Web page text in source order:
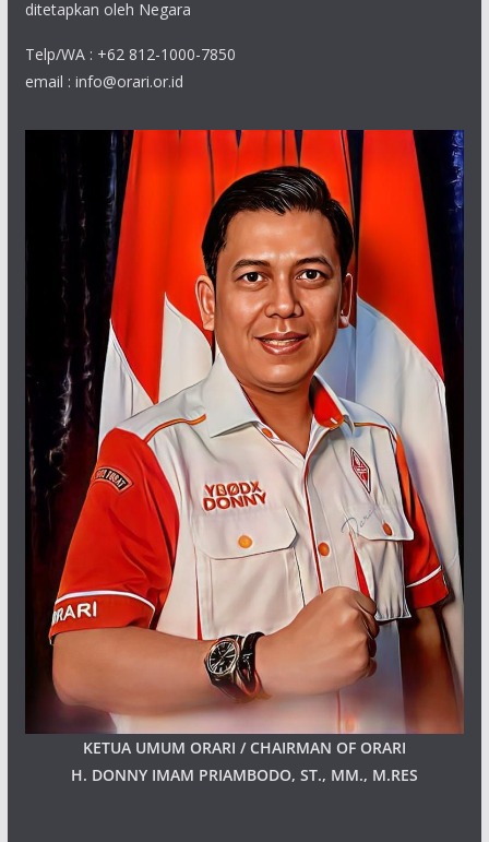
ditetapkan oleh Negara
Telp/WA : +62 812-1000-7850
email : info@orari.or.id
KETUA UMUM ORARI / CHAIRMAN OF ORARI
H. DONNY IMAM PRIAMBODO, ST., MM., M.RES